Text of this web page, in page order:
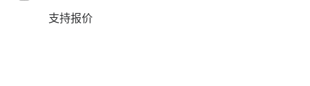
支持报价